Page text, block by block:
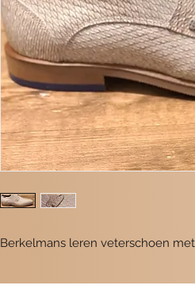
Berkelmans leren veterschoen